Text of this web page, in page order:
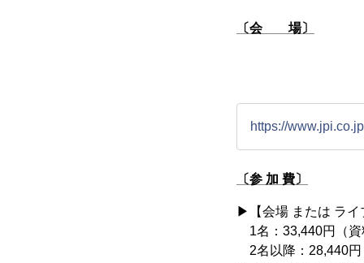
〔会 場〕
https://
〔参 加 費〕
▶︎【会場 または ライ
1名：33,440円（資
2名以降：28,440円